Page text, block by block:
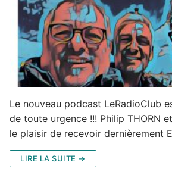
Le nouveau podcast LeRadioClub
de toute urgence !!! Philip THORN
le plaisir de recevoir dernièrement
LIRE LA SUITE →